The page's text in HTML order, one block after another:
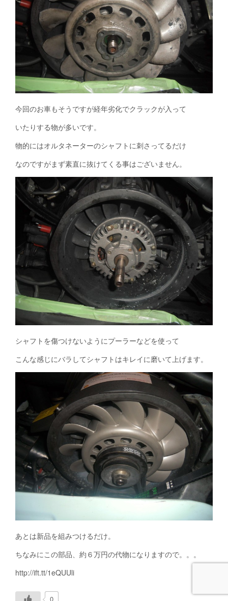
今回のお車もそうですが経年劣化でクラックが入って
いたりする物が多いです。
物的にはオルタネーターのシャフトに刺さってるだけ
なのですがまず素直に抜けてくる事はございません。
シャフトを傷つけないようにプーラーなどを使って
こんな感じにバラしてシャフトはキレイに磨いて上げます。
あとは新品を組みつけるだけ。
ちなみにこの部品、約６万円の代物になりますので。。。
http://ift.tt/1eQUUli
0